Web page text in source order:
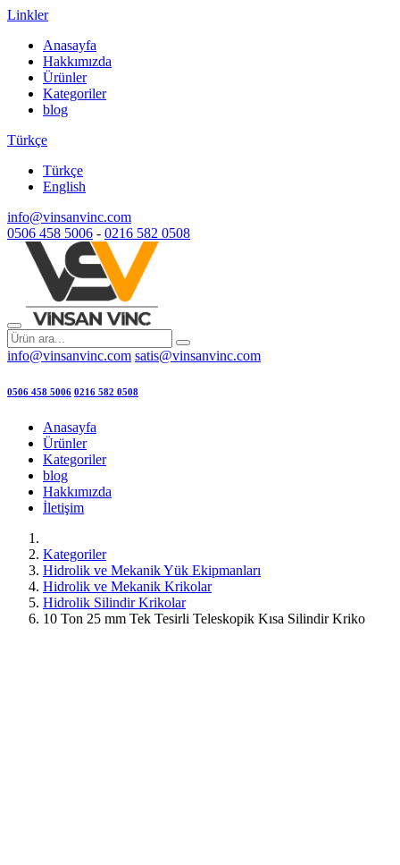
Linkler
Anasayfa
Hakkımızda
Ürünler
Kategoriler
blog
Türkçe
Türkçe
English
info@vinsanvinc.com
0506 458 5006 - 0216 582 0508
info@vinsanvinc.com satis@vinsanvinc.com
0506 458 5006 0216 582 0508
Anasayfa
Ürünler
Kategoriler
blog
Hakkımızda
İletişim
Kategoriler
Hidrolik ve Mekanik Yük Ekipmanları
Hidrolik ve Mekanik Krikolar
Hidrolik Silindir Krikolar
10 Ton 25 mm Tek Tesirli Teleskopik Kısa Silindir Kriko